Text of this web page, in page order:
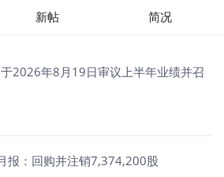
新帖 简况
2026年8月19日审议上半年业绩并召
报：回购并注销7,374,200股